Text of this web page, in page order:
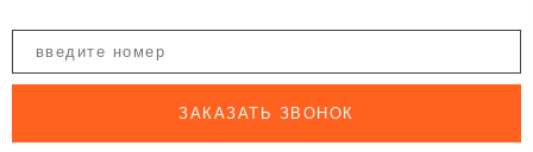
ЗАКАЗАТЬ ЗВОНОК